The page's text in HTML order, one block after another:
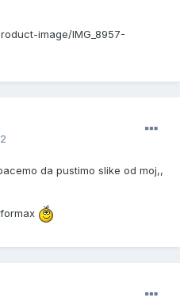
image/IMG_8957-
da pustimo slike od moj,,